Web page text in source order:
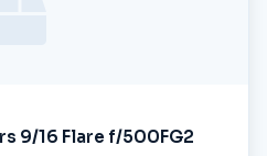
9/16 Flare f/500FG2